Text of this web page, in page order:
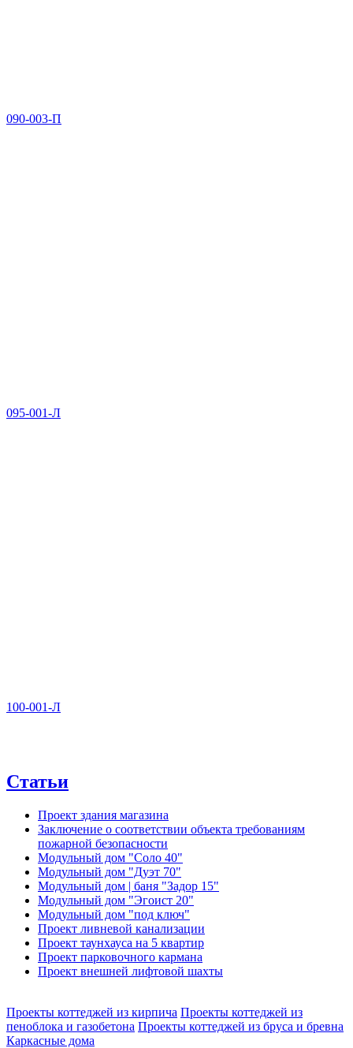
090-003-П
095-001-Л
100-001-Л
Статьи
Проект здания магазина
Заключение о соответствии объекта требованиям
пожарной безопасности
Модульный дом "Соло 40"
Модульный дом "Дуэт 70"
Модульный дом | баня "Задор 15"
Модульный дом "Эгоист 20"
Модульный дом "под ключ"
Проект ливневой канализации
Проект таунхауса на 5 квартир
Проект парковочного кармана
Проект внешней лифтовой шахты
Проекты коттеджей из кирпича Проекты коттеджей из
пеноблока и газобетона Проекты коттеджей из бруса и бревна
Каркасные дома